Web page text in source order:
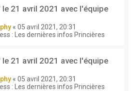
21 avril 2021 avec l'équipe
« 05 avril 2021, 20:31
: Les dernières infos Princières
21 avril 2021 avec l'équipe
« 05 avril 2021, 20:31
: Les dernières infos Princières